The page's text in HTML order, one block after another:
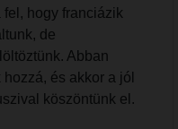
hogy franciázik
de
Abban
és akkor a jól
köszöntünk el.